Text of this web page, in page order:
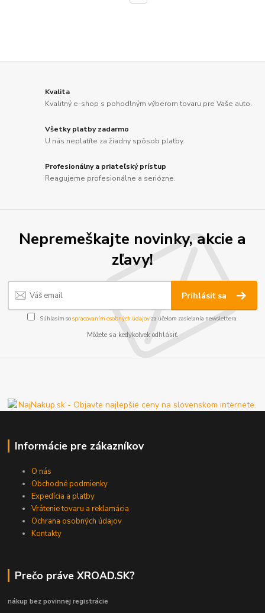
Kvalita
Kvalitný e-shop s pohodlným výberom tovaru pre Vaše auto.
Všetky platby zadarmo
U nás neplatíte za žiadny spôsob platby.
Profesionálny a priateľský prístup
Reagujeme profesionálne a seriózne.
Nepremeškajte novinky, akcie a
zľavy!
Prihlásiť sa
Súhlasím sospracovaním osobných údajov za účelom zasielania newslettera.
Môžete sa kedykoľvek odhlásiť.
Informácie pre zákazníkov
O nás
Obchodné podmienky
Expedícia a platby
Vrátenie tovaru a reklamácia
Ochrana osobných údajov
Kontakty
Prečo práve XROAD.SK?
nákup bez povinnej registrácie